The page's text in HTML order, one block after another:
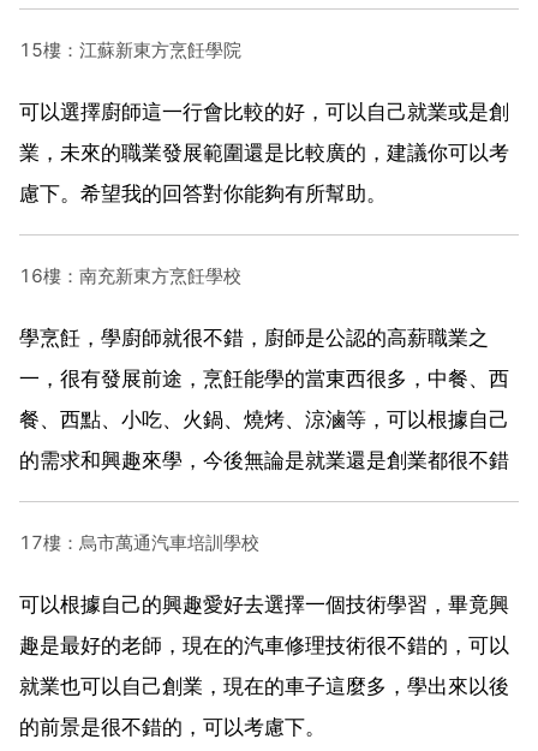
15樓：江蘇新東方烹飪學院
可以選擇廚師這一行會比較的好，可以自己就業或是創
業，未來的職業發展範圍還是比較廣的，建議你可以考
慮下。希望我的回答對你能夠有所幫助。
16樓：南充新東方烹飪學校
學烹飪，學廚師就很不錯，廚師是公認的高薪職業之
一，很有發展前途，烹飪能學的當東西很多，中餐、西
餐、西點、小吃、火鍋、燒烤、涼滷等，可以根據自己
的需求和興趣來學，今後無論是就業還是創業都很不錯
17樓：烏市萬通汽車培訓學校
可以根據自己的興趣愛好去選擇一個技術學習，畢竟興
趣是最好的老師，現在的汽車修理技術很不錯的，可以
就業也可以自己創業，現在的車子這麼多，學出來以後
的前景是很不錯的，可以考慮下。